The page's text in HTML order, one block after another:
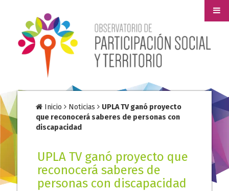
Inicio Noticias UPLA TV ganó proyecto
que reconocerá saberes de personas con
discapacidad
UPLA TV ganó proyecto que
reconocerá saberes de
personas con discapacidad